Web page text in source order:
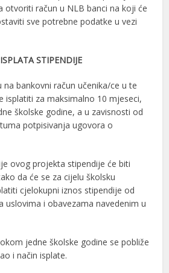
otvoriti račun u NLB banci na koji će
sve potrebne podatke u vezi
STIPENDIJE
na bankovni račun učenika/ce u te
isplatiti za maksimalno 10 mjeseci,
školske godine, a u zavisnosti od
potpisivanja ugovora o
ovog projekta stipendije će biti
da će se za cijelu školsku
cjelokupni iznos stipendije od
uslovima i obavezama navedenim u
jedne školske godine se pobliže
i način isplate.